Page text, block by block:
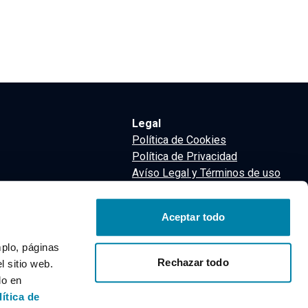
páginas
sitio web.
en
de
Aceptar todo
Rechazar todo
Legal
Política de Cookies
Política de Privacidad
Avíso Legal y Términos de uso